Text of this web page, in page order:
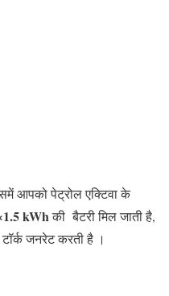
आपको पेट्रोल एक्टिवा के
kWhकी बैटरी मिल जाती है,
जनरेट करती है ।